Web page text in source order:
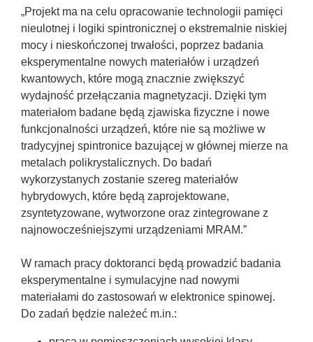
„Projekt ma na celu opracowanie technologii pamięci
nieulotnej i logiki spintronicznej o ekstremalnie niskiej
mocy i nieskończonej trwałości, poprzez badania
eksperymentalne nowych materiałów i urządzeń
kwantowych, które mogą znacznie zwiększyć
wydajność przełączania magnetyzacji. Dzięki tym
materiałom badane będą zjawiska fizyczne i nowe
funkcjonalności urządzeń, które nie są możliwe w
tradycyjnej spintronice bazującej w głównej mierze na
metalach polikrystalicznych. Do badań
wykorzystanych zostanie szereg materiałów
hybrydowych, które będą zaprojektowane,
zsyntetyzowane, wytworzone oraz zintegrowane z
najnowocześniejszymi urządzeniami MRAM.”
W ramach pracy doktoranci będą prowadzić badania
eksperymentalne i symulacyjne nad nowymi
materiałami do zastosowań w elektronice spinowej.
Do zadań będzie należeć m.in.: